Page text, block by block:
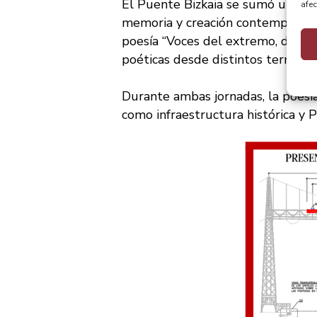
El Puente Bizkaia se sumó un
memoria y creación
poesía “Voces del extremo, de
poéticas desde distintos
Durante ambas jornadas, la
como infraestructura histórica y